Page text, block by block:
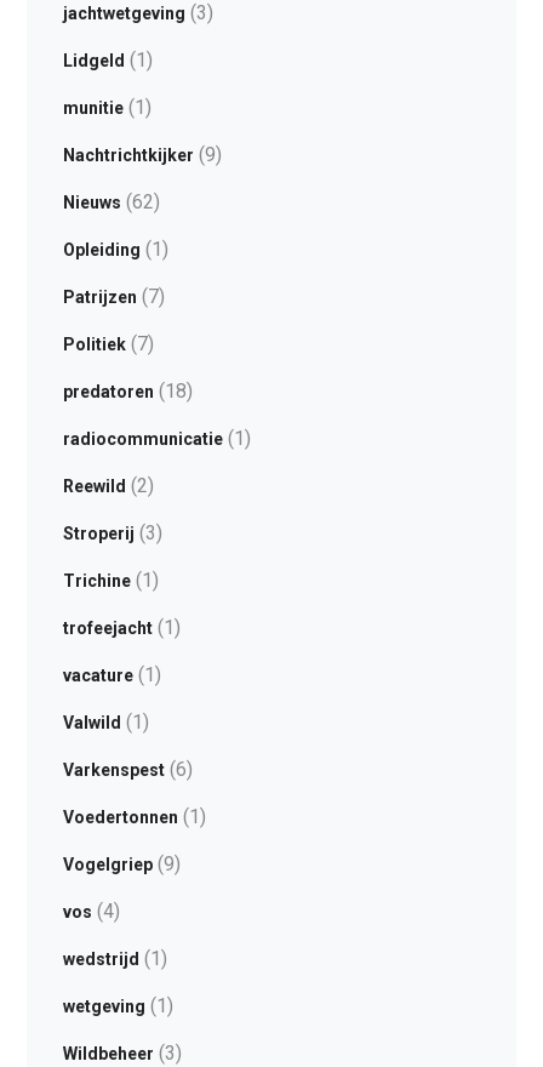
jachtwetgeving (3)
Lidgeld (1)
munitie(1)
Nachtrichtkijker (9)
Nieuws (62)
Opleiding (1)
Patrijzen (7)
Politiek(7)
predatoren (18)
radiocommunicatie(1)
Reewild (2)
Stroperij (3)
Trichine(1)
trofeejacht(1)
vacature(1)
Valwild (1)
Varkenspest(6)
Voedertonnen (1)
Vogelgriep(9)
vos (4)
wedstrijd (1)
wetgeving (1)
Wildbeheer (3)